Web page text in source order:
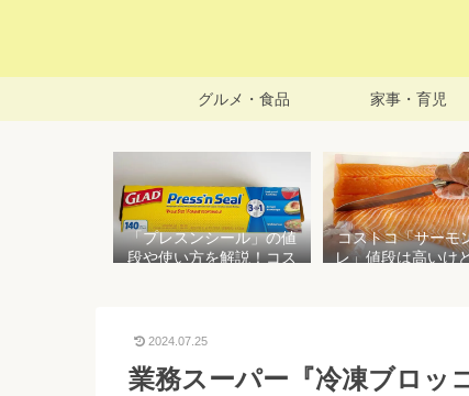
グルメ・食品 家事・育児
「プレスンシール」の値
段や使い方を解説！コス
コストコ「サーモ
レ」値段は高いけ
2024.07.25
業務スーパー『冷凍ブロッ